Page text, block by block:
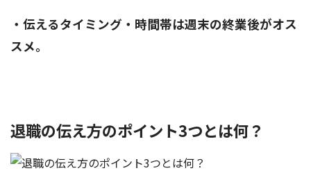
・伝えるタイミング・時間帯は週末の終業後がオス
スメ。
退職の伝え方のポイント3つとは何？